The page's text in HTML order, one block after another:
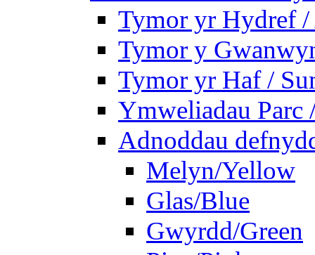
Tymor yr Hydref
Tymor y
Tymor yr Haf /
Ymweliadau Parc
Adnoddau
Melyn/Yellow
Glas/Blue
Gwyrdd/Green